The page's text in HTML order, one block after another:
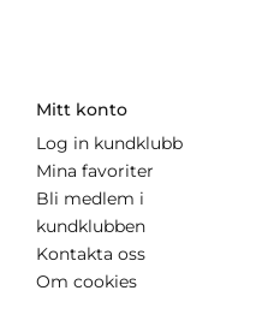
Mitt konto
Log in kundklubb
Mina favoriter
Bli medlem i
kundklubben
Kontakta oss
Om cookies